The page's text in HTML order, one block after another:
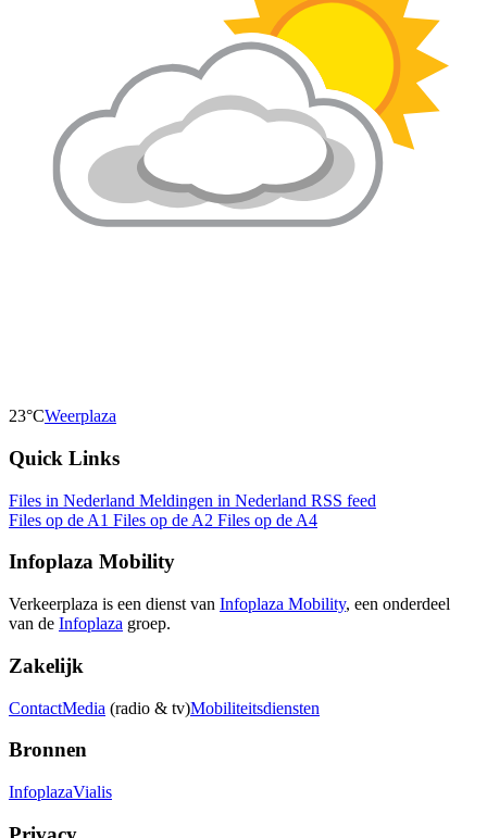
23°CWeerplaza
Quick Links
Files in Nederland Meldingen in Nederland RSS feed
Files op de A1 Files op de A2 Files op de A4
Infoplaza Mobility
Verkeerplaza is een dienst van Infoplaza Mobility, een onderdeel
van de Infoplaza groep.
Zakelijk
ContactMedia (radio & tv)Mobiliteitsdiensten
Bronnen
InfoplazaVialis